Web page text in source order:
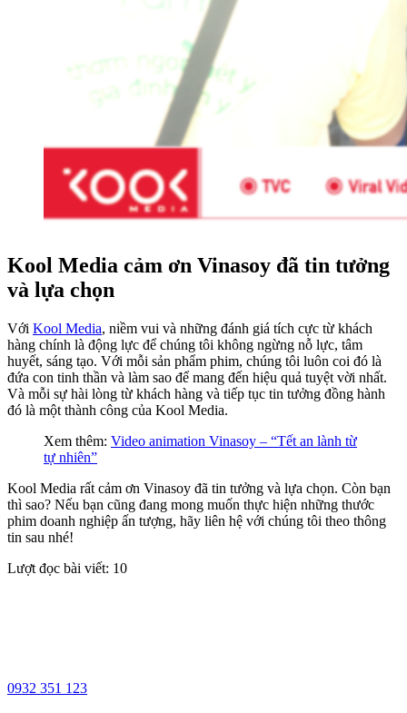
Kool Media cảm ơn Vinasoy đã tin tưởng
và lựa chọn
Với Kool Media, niềm vui và những đánh giá tích cực từ khách
hàng chính là động lực để chúng tôi không ngừng nỗ lực, tâm
huyết, sáng tạo. Với mỗi sản phẩm phim, chúng tôi luôn coi đó là
đứa con tinh thần và làm sao để mang đến hiệu quả tuyệt vời nhất.
Và mỗi sự hài lòng từ khách hàng và tiếp tục tin tưởng đồng hành
đó là một thành công của Kool Media.
Xem thêm: Video animation Vinasoy – “Tết an lành từ
tự nhiên”
Kool Media rất cảm ơn Vinasoy đã tin tưởng và lựa chọn. Còn bạn
thì sao? Nếu bạn cũng đang mong muốn thực hiện những thước
phim doanh nghiệp ấn tượng, hãy liên hệ với chúng tôi theo thông
tin sau nhé!
Lượt đọc bài viết: 10
0932 351 123